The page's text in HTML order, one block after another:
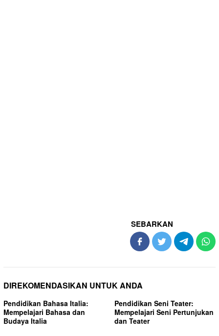
SEBARKAN
DIREKOMENDASIKAN UNTUK ANDA
Pendidikan Bahasa Italia:
Mempelajari Bahasa dan
Budaya Italia
Pendidikan Seni Teater:
Mempelajari Seni Pertunjukan
dan Teater